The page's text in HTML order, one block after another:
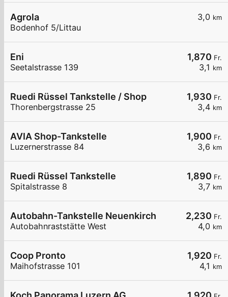
3,0 km
Agrola
Bodenhof 5/Littau
1,870 Fr.
3,1 km
Eni
Seetalstrasse 139
1,930 Fr.
3,4 km
Ruedi Rüssel Tankstelle / Shop
Thorenbergstrasse 25
1,900 Fr.
3,6 km
AVIA Shop-Tankstelle
Luzernerstrasse 84
1,890 Fr.
3,7 km
Ruedi Rüssel Tankstelle
Spitalstrasse 8
2,230 Fr.
4,0 km
Autobahn-Tankstelle Neuenkirch
Autobahnraststätte West
1,920 Fr.
4,1 km
Coop Pronto
Maihofstrasse 101